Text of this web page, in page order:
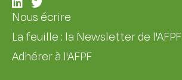
Nous écrire
La feuille : la Newsletter de l'AFPF
Adhérer à l'AFPF